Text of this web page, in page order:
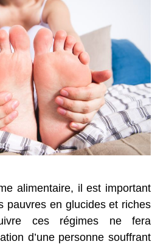
alimentaire, il est important
pauvres en glucides et riches
ces régimes ne fera
d’une personne souffrant